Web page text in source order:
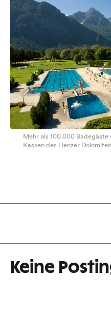
Mehr als 100.000
Kassen des Lienzer
Keine